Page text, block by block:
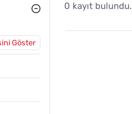
Göster
0 kayıt bulundu.